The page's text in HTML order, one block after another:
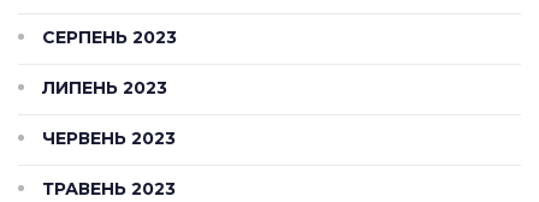
СЕРПЕНЬ 2023
ЛИПЕНЬ 2023
ЧЕРВЕНЬ 2023
ТРАВЕНЬ 2023